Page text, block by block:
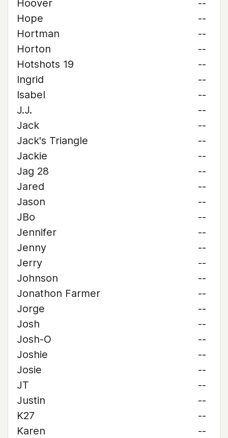
Hoover
--
Hope
--
Hortman
--
Horton
--
Hotshots 19
--
Ingrid
--
Isabel
--
J.J.
--
Jack
--
Jack's Triangle
--
Jackie
--
Jag 28
--
Jared
--
Jason
--
JBo
--
Jennifer
--
Jenny
--
Jerry
--
Johnson
--
Jonathon Farmer
--
Jorge
--
Josh
--
Josh-O
--
Joshie
--
Josie
--
JT
--
Justin
--
K27
--
Karen
--